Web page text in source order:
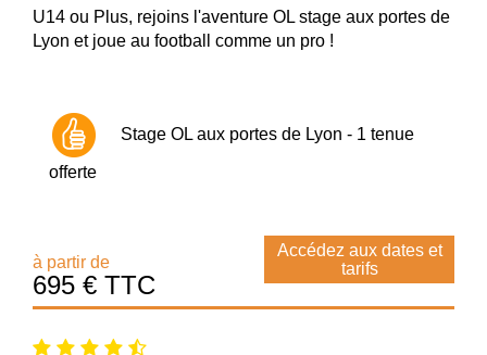
U14 ou Plus, rejoins l'aventure OL stage aux portes de
Lyon et joue au football comme un pro !
Stage OL aux portes de Lyon - 1 tenue
offerte
à partir de
695 € TTC
Accédez aux dates et
tarifs